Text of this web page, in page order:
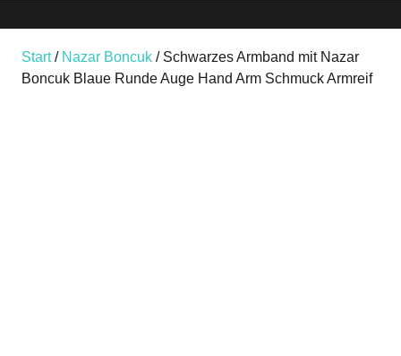
Start/ Nazar Boncuk / Schwarzes Armband mit Nazar
Boncuk Blaue Runde Auge Hand Arm Schmuck Armreif